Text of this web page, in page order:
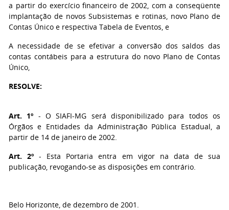
a partir do exercício financeiro de 2002, com a conseqüente
implantação de novos Subsistemas e rotinas, novo Plano de
Contas Único e respectiva Tabela de Eventos, e
A necessidade de se efetivar a conversão dos saldos das
contas contábeis para a estrutura do novo Plano de Contas
Único,
RESOLVE:
Art. 1º - O SIAFI-MG será disponibilizado para todos os
Órgãos e Entidades da Administração Pública Estadual, a
partir de 14 de janeiro de 2002.
Art. 2º - Esta Portaria entra em vigor na data de sua
publicação, revogando-se as disposições em contrário.
Belo Horizonte, de dezembro de 2001.